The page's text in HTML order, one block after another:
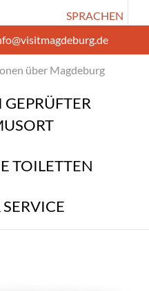
TOURISMUSORT
SPRACHEN
GEPRÜFTER
TOILETTEN